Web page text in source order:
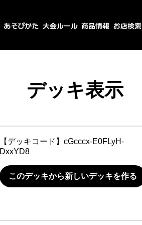
デッキ表示
【デッキコード】 cGcccx-E0FLyH-
DxxYD8
このデッキから新しいデッキを作る